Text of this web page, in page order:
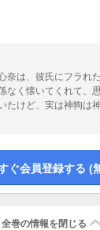
奈は、彼氏にフラれ
なく懐いてくれて、
たけど、実は神狗は
根の下で暮らすのん
ぐ会員登録する (
全巻の情報を 閉じる